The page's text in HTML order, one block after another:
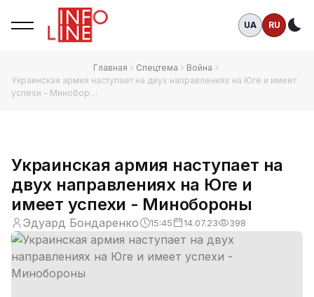
UA RU
Главная Спецтема
Война
Украинская армия наступает на двух направлениях на Юге и имеет
успехи - Минобор…
Украинская армия наступает на
двух направлениях на Юге и
имеет успехи - Минобороны
Эдуард Бондаренко 15:45 14.07.23 398